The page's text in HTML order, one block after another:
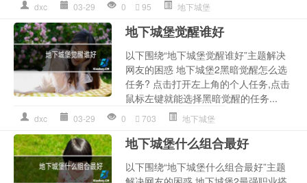
dxc 03-29 0 95 地下城堡
地下城堡觉醒谁好
以下围绕“地下城堡觉醒谁好”主题解决
网友的困惑 地下城堡2黑暗觉醒怎么选
任务? 点击打开左上角的个人任务,点击
鼠标左键就能选择黑暗觉醒的任务...
dxc 03-29 0 703 地下城堡
地下城堡什么组合最好
以下围绕“地下城堡什么组合最好”主题